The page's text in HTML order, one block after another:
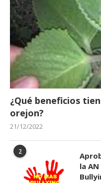
¿Qué beneficios
orejon?
21/12/2022
2
la